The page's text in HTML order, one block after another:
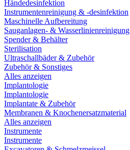
Händedesinfektion
Instrumentenreinigung & -desinfektion
Maschinelle Aufbereitung
Sauganlagen- & Wasserlinienreinigung
Spender & Behälter
Sterilisation
Ultraschallbäder & Zubehör
Zubehör & Sonstiges
Alles anzeigen
Implantologie
Implantologie
Implantate & Zubehör
Membranen & Knochenersatzmaterial
Alles anzeigen
Instrumente
Instrumente